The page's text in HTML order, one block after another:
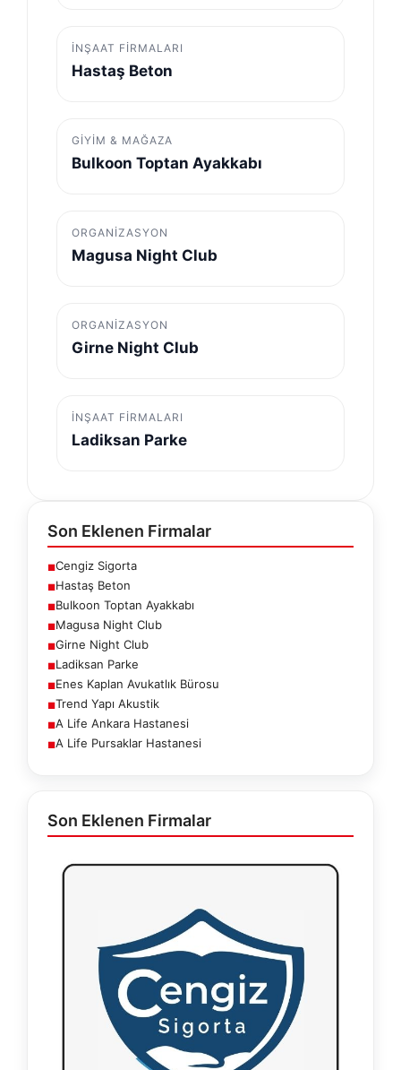
İNŞAAT FIRMALARI
Hastaş Beton
GIYIM & MAĞAZA
Bulkoon Toptan Ayakkabı
ORGANIZASYON
Magusa Night Club
ORGANIZASYON
Girne Night Club
İNŞAAT FIRMALARI
Ladiksan Parke
Son Eklenen Firmalar
■Cengiz Sigorta
■Hastaş Beton
■Bulkoon Toptan Ayakkabı
■Magusa Night Club
■Girne Night Club
■Ladiksan Parke
■Enes Kaplan Avukatlık Bürosu
■Trend Yapı Akustik
■A Life Ankara Hastanesi
■A Life Pursaklar Hastanesi
Son Eklenen Firmalar